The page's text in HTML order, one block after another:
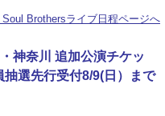
Brothersライブ日程ページへ
神奈川 追加公演チケッ
選先行受付8/9(日）まで